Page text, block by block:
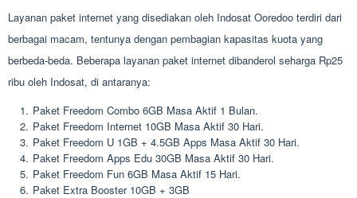
Layanan paket internet yang disediakan oleh Indosat Ooredoo terdiri dari
berbagai macam, tentunya dengan pembagian kapasitas kuota yang
berbeda-beda. Beberapa layanan paket internet dibanderol seharga Rp25
ribu oleh Indosat, di antaranya:
Paket Freedom Combo 6GB Masa Aktif 1 Bulan.
Paket Freedom Internet 10GB Masa Aktif 30 Hari.
Paket Freedom U 1GB + 4.5GB Apps Masa Aktif 30 Hari.
Paket Freedom Apps Edu 30GB Masa Aktif 30 Hari.
Paket Freedom Fun 6GB Masa Aktif 15 Hari.
Paket Extra Booster 10GB + 3GB